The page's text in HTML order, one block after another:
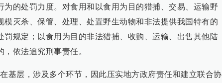
为的处罚力度。对食用和以食用为目的猎捕、交易、运输野
模灭杀、保管、处理、处置野生动物和非法提供我国特有的
罚规定；以食用为目的非法猎捕、收购、运输、出售其他陆
依法追究刑事责任。
基层，涉及多个环节，因此压实地方政府责任和建立联合协